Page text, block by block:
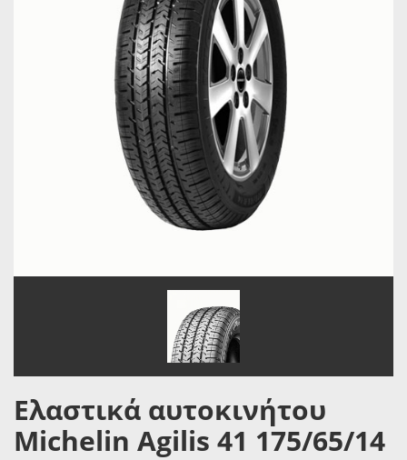
Ελαστικά αυτοκινήτου
Michelin Agilis 41 175/65/14